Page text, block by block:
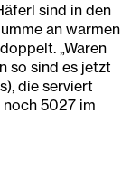
sind in den
an warmen
„Waren
so sind es jetzt
die serviert
noch 5027 im